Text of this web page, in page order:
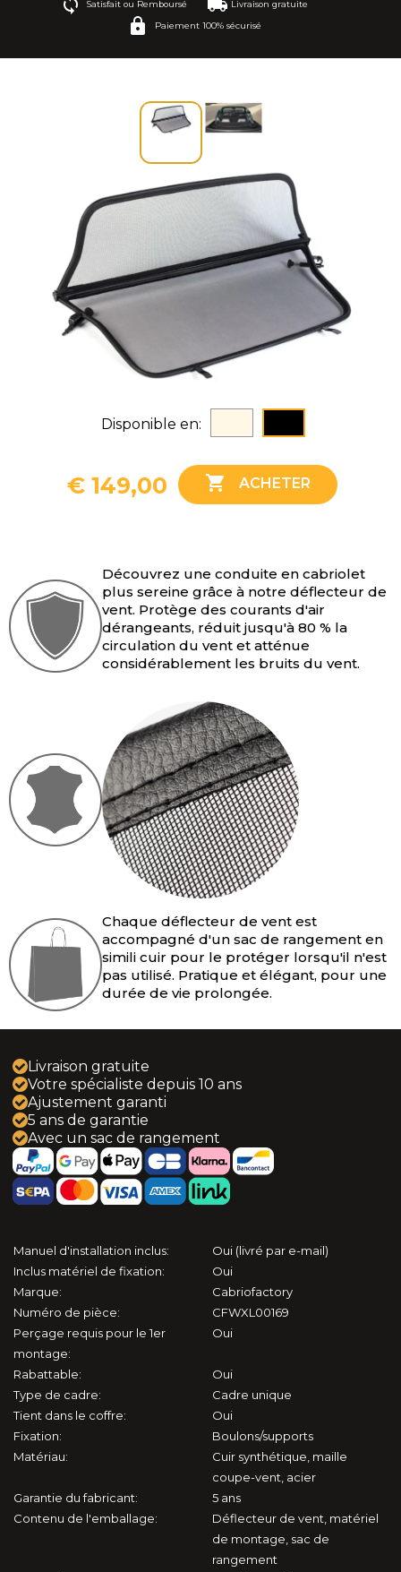
Satisfait ou Remboursé Livraison gratuite
Paiement 100% sécurisé
TT 8S FV9 (2015-2025)
TT Roadster 8J (2006-2014)
TT Roadster 8N (1999-2006)
1-serie E88 (2008-2014)
2-serie F23 (2014-2022)
3-serie E30 (1985-1994)
3-serie E93 (2007-2013)
6-serie E64 (2003-2011)
6-serie F12 (2011-2018)
Z3 Roadster (1995-2003)
Z4 Roadster E85 (2002-2008)
Z4 Roadster E89 (2009-2018)
Camaro 5 (2011-2016)
Camaro 6 (2016-2024)
Crossfire (2004-2008)
Le Baron (1986-1995)
PT Cruiser (2004-2010)
Sebring - Stratus (1996-2007)
Sebring JS (2007-2010)
DS3 (2013-2019)
Copen (2002-2012)
124 Spider (1966-1985)
124 Spider (2015-2020)
Barchetta (1995-2005)
Punto 1 (1994-2007)
Focus (2006-2010)
KA (2002-2006)
Mustang 6 (2014-2023)
Disponible en:
€ 149,00  ACHETER
Découvrez une conduite en cabriolet
plus sereine grâce à notre déflecteur de
vent. Protège des courants d'air
dérangeants, réduit jusqu'à 80 % la
circulation du vent et atténue
considérablement les bruits du vent.
Chaque déflecteur de vent est
accompagné d'un sac de rangement en
simili cuir pour le protéger lorsqu'il n'est
pas utilisé. Pratique et élégant, pour une
durée de vie prolongée.
Manuel d'installation inclus:
Oui (livré par e-mail)
Inclus matériel de fixation:
Oui
Marque:
Cabriofactory
Numéro de pièce:
CFWXL00169
Perçage requis pour le 1er
montage:
Oui
Rabattable:
Oui
Type de cadre:
Cadre unique
Tient dans le coffre:
Oui
Fixation:
Boulons/supports
Matériau:
Cuir synthétique, maille
coupe-vent, acier
Garantie du fabricant:
5 ans
Contenu de l'emballage:
Déflecteur de vent, matériel
de montage, sac de
rangement
Livraison gratuite
Votre spécialiste depuis 10 ans
Ajustement garanti
5 ans de garantie
Avec un sac de rangement